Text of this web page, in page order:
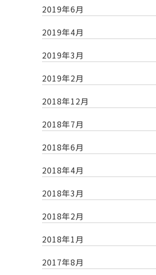
2019年6月
2019年4月
2019年3月
2019年2月
2018年12月
2018年7月
2018年6月
2018年4月
2018年3月
2018年2月
2018年1月
2017年8月